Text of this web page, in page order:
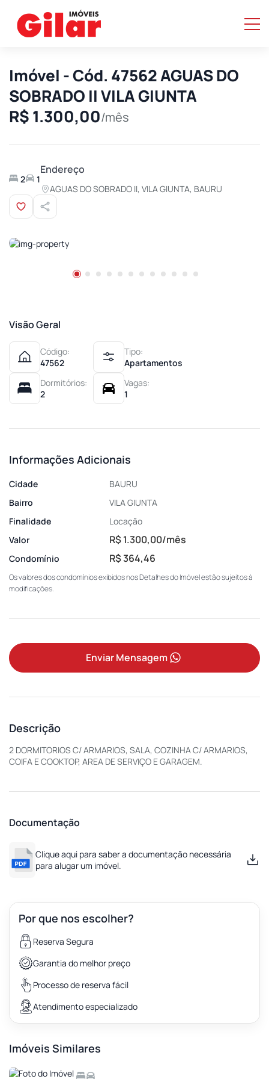
Imóvel - Cód. 47562 AGUAS DO
SOBRADO II VILA GIUNTA
R$ 1.300,00/mês
2 1
Endereço
AGUAS DO SOBRADO II, VILA GIUNTA, BAURU
Visão Geral
Código:
47562
Tipo:
Apartamentos
Dormitórios:
2
Vagas:
1
Informações Adicionais
Cidade
BAURU
Bairro
VILA GIUNTA
Finalidade
Locação
Valor
R$ 1.300,00/mês
Condomínio R$ 364,46
Os valores dos condomínios exibidos nos Detalhes do Imóvel estão sujeitos à
modificações.
Enviar Mensagem
Descrição
2 DORMITORIOS C/ ARMARIOS, SALA, COZINHA C/ ARMARIOS,
COIFA E COOKTOP, AREA DE SERVIÇO E GARAGEM.
Documentação
Clique aqui para saber a documentação necessária
para alugar um imóvel.
Por que nos escolher?
Reserva Segura
Garantia do melhor preço
Processo de reserva fácil
Atendimento especializado
Imóveis Similares